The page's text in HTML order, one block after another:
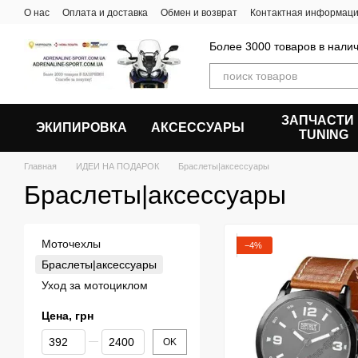
Перейти к основному контенту
О нас Оплата и доставка Обмен и возврат Контактная
Более 3000 товаров в
ЭКИПИРОВКА АКСЕССУАРЫ
ЗАПЧАСТИ
ТUNING
Главная ИДЕИ НА ПОДАРОК Браслеты|аксессуары
Браслеты|аксессуары
−4%
Моточехлы
Браслеты|аксессуары
Уход за мотоциклом
Цена, грн
От Цена, грн
До Цена, грн OK